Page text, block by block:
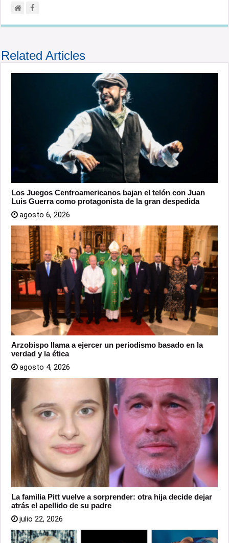
Related Articles
Los Juegos Centroamericanos bajan el telón con Juan
Luis Guerra como protagonista de la gran despedida
agosto 6, 2026
Arzobispo llama a ejercer un periodismo basado en la
verdad y la ética
agosto 4, 2026
La familia Pitt vuelve a sorprender: otra hija decide dejar
atrás el apellido de su padre
julio 22, 2026